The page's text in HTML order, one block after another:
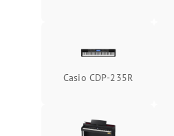
Casio CDP-235R